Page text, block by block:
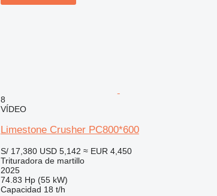
8
VÍDEO
Limestone Crusher PC800*600
S/ 17,380 USD 5,142 ≈ EUR 4,450
Trituradora de martillo
2025
74.83 Hp (55 kW)
Capacidad 18 t/h